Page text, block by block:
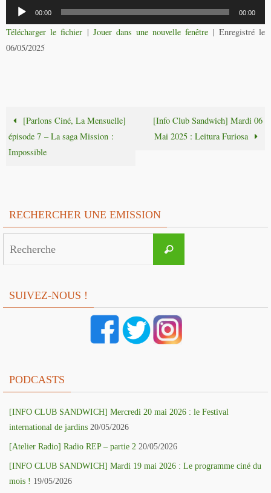
Lecteur
audio
00:00 00:00
Télécharger le fichier | Jouer dans une nouvelle fenêtre | Enregistré le
06/05/2025
[Parlons Ciné, La Mensuelle]
épisode 7 – La saga Mission :
Impossible
[Info Club Sandwich] Mardi 06
Mai 2025 : Leitura Furiosa
RECHERCHER UNE EMISSION
Recherche
SUIVEZ-NOUS !
PODCASTS
[INFO CLUB SANDWICH] Mercredi 20 mai 2026 : le Festival
international de jardins 20/05/2026
[Atelier Radio] Radio REP – partie 2 20/05/2026
[INFO CLUB SANDWICH] Mardi 19 mai 2026 : Le programme ciné du
mois ! 19/05/2026